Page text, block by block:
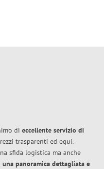
di eccellente servizio di
trasparenti ed equi.
sfida logistica ma anche
una panoramica dettagliata e